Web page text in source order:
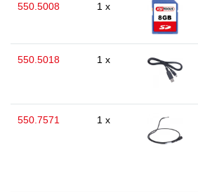
550.5008 1 x
550.5018 1 x
550.7571 1 x